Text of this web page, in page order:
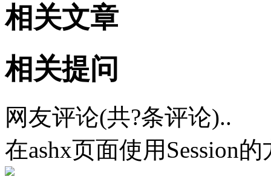
相关文章
相关提问
网友评论(共?条评论)..
在ashx页面使用Session的